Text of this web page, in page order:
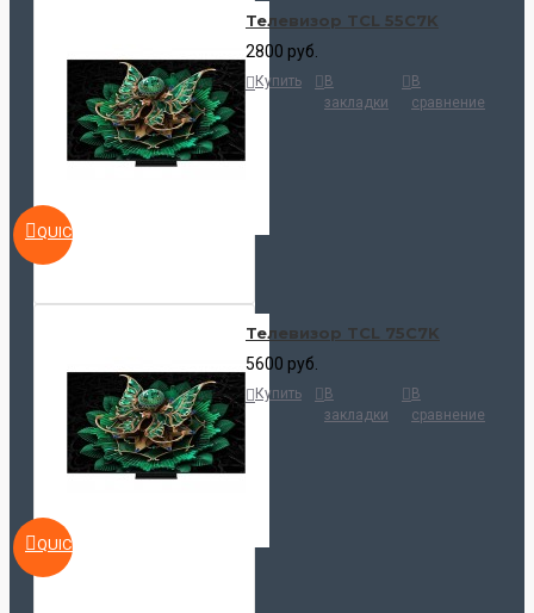
QUICKVIEW
Телевизор TCL 55C7K
2800 руб.
Купить
В
закладки
В
сравнение
QUICKVIEW
Телевизор TCL 75C7K
5600 руб.
Купить
В
закладки
В
сравнение